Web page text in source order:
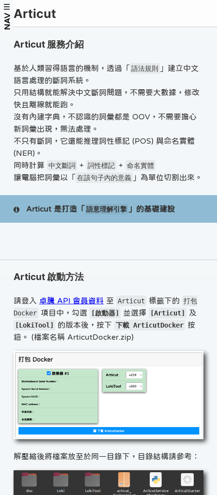
NAV Articut
Articut 服務介紹
基於人類習得語言的機制，透過「 語法規則 」建立中文
語言處理的斷詞系統。
只用結構就能解決中文斷詞問題，不需要大數據，修改
快且離線就能跑。
沒有內建字典，不認識的詞彙都是 OOV，不需要擔心
新詞彙出現，無法處理。
不只有斷詞，它還能推理詞性標記 (POS) 與命名實體
(NER)。
同時計算 中文斷詞 + 詞性標記 + 命名實體
讓電腦把詞彙以「 在該句子內的意義 」為單位切割出來。
Articut 是打造「語意理解引擎 」的基礎建設
Articut 啟動方法
請登入 卓騰 API 會員資料 至 Articut 標籤下的 打包
Docker 項目中，勾選 [啟動器] 並選擇 [Articut]
及
[LokiTool]
的版本後，按下 下載 ArticutDocker 按
鈕。 (檔案名稱 ArticutDocker.zip)
解壓縮後將檔案放至於同一目錄下，目錄結構請參考：